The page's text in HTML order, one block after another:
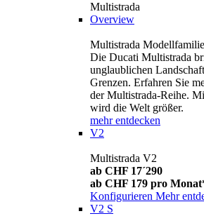
Multistrada
Overview
Multistrada Modellfamilie
Die Ducati Multistrada
unglaublichen
Grenzen. Erfahren Sie
der Multistrada-Reihe.
wird die Welt größer.
mehr entdecken
V2
Multistrada V2
ab CHF 17´290
ab CHF 179 pro
Konfigurieren Mehr
V2 S